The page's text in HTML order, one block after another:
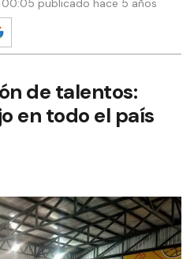
00:05 publicado hace 5 años
de talentos:
en todo el país